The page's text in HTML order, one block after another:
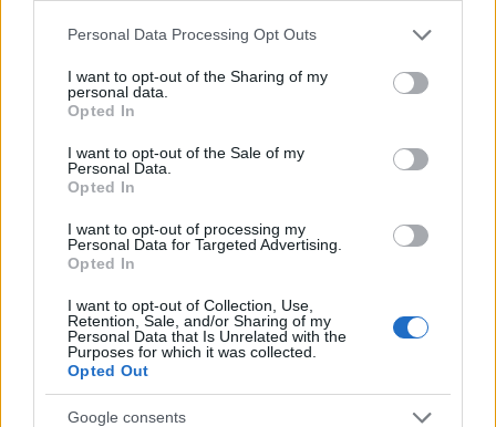
Please note that this website/app uses one or more Google
not limited to your visit or usage behaviour. You may click to
grant or deny consent to Google and its third-party tags to
use your data for below specified purposes in below Google
consent section.
Personal Data Processing Opt Outs
I want to opt-out of the Sharing of my
personal data.
Opted In
I want to opt-out of the Sale of my
Personal Data.
Opted In
I want to opt-out of processing my
Personal Data for Targeted Advertising.
Opted In
I want to opt-out of Collection, Use,
Retention, Sale, and/or Sharing of my
Personal Data that Is Unrelated with the
Purposes for which it was collected.
Opted Out
Google consents
Paul Bernardoni
Konyaspor evinde Pendikspor’u ağırlayacak. Pendikspor,
hücumda kaleyi deneyen bir takım olsa da organize ve gol
beklentisi yüksek ataklar yapmakta zorlanıyorlar. Konyaspor
evinde kazanıp 4 maçtır süren galibiyet hasretini sona
erdirmek isteyecek. Tecrübeli file bekçisi bu yolda önemli
katkı verebilir.
aktörlerinden biri olduğunu kanıtlama yolunda emin
adımlarla ileriliyor.
Bu sezonki oyunu ile herkesi